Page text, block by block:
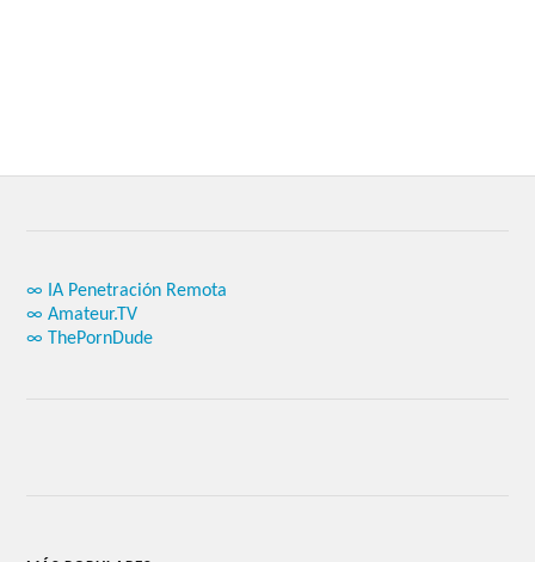
∞ IA Penetración Remota
∞ Amateur.TV
∞ ThePornDude